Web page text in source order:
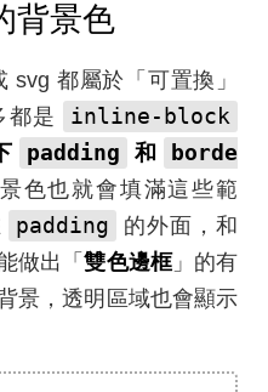
背景色
都屬於「可置換」
都是
inline-block
padding 和
borde
景色也就會填滿這些範
padding
的外面，和
做出「雙色邊框」的有
景，透明區域也會顯示